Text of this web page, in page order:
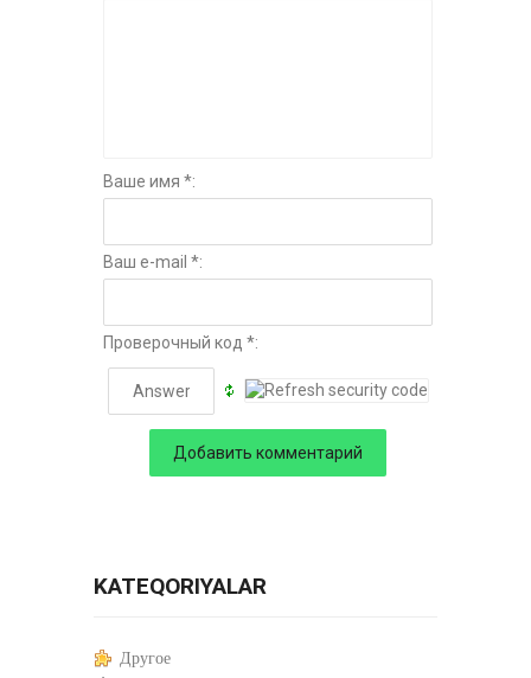
Ваше имя *:
Ваш e-mail *:
Проверочный код *:
KATEQORIYALAR
Другое